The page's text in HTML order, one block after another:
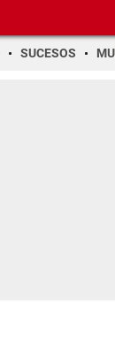
SUCESOS